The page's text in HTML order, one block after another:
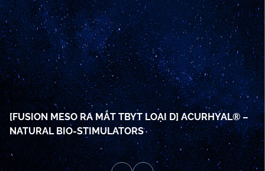
19/05/2026
[FUSION MESO RA MẮT TBYT LOẠI D] ACURHYAL® –
NATURAL BIO-STIMULATORS